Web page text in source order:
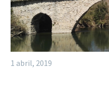
1 abril, 2019